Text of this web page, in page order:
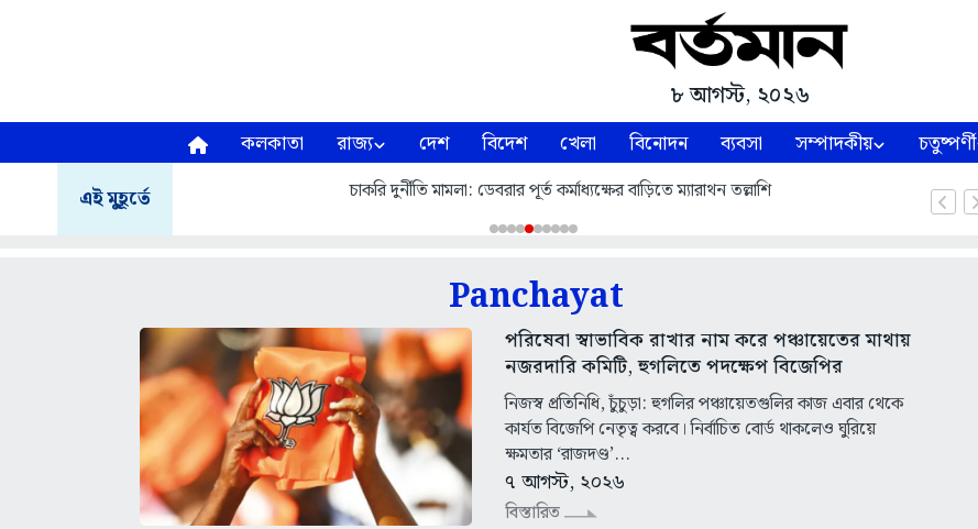
৮ আগস্ট, ২০২৬
কলকাতা রাজ্য দেশ বিদেশ খেলা বিনোদন ব্যবসা সম্পাদকীয় চতুষ্পর্ণী
এই মুহূর্তে চাকরি দুর্নীতি মামলা: ডেবরার পূর্ত কর্মাধ্যক্ষের বাড়িতে ম্যারাথন তল্লাশি
Panchayat
পরিষেবা স্বাভাবিক রাখার নাম করে পঞ্চায়েতের মাথায়
নজরদারি কমিটি, হুগলিতে পদক্ষেপ বিজেপির
নিজস্ব প্রতিনিধি, চুঁচুড়া: হুগলির পঞ্চায়েতগুলির কাজ এবার থেকে
কার্যত বিজেপি নেতৃত্ব করবে। নির্বাচিত বোর্ড থাকলেও ঘুরিয়ে
ক্ষমতার ‘রাজদণ্ড’...
৭ আগস্ট, ২০২৬
বিস্তারিত